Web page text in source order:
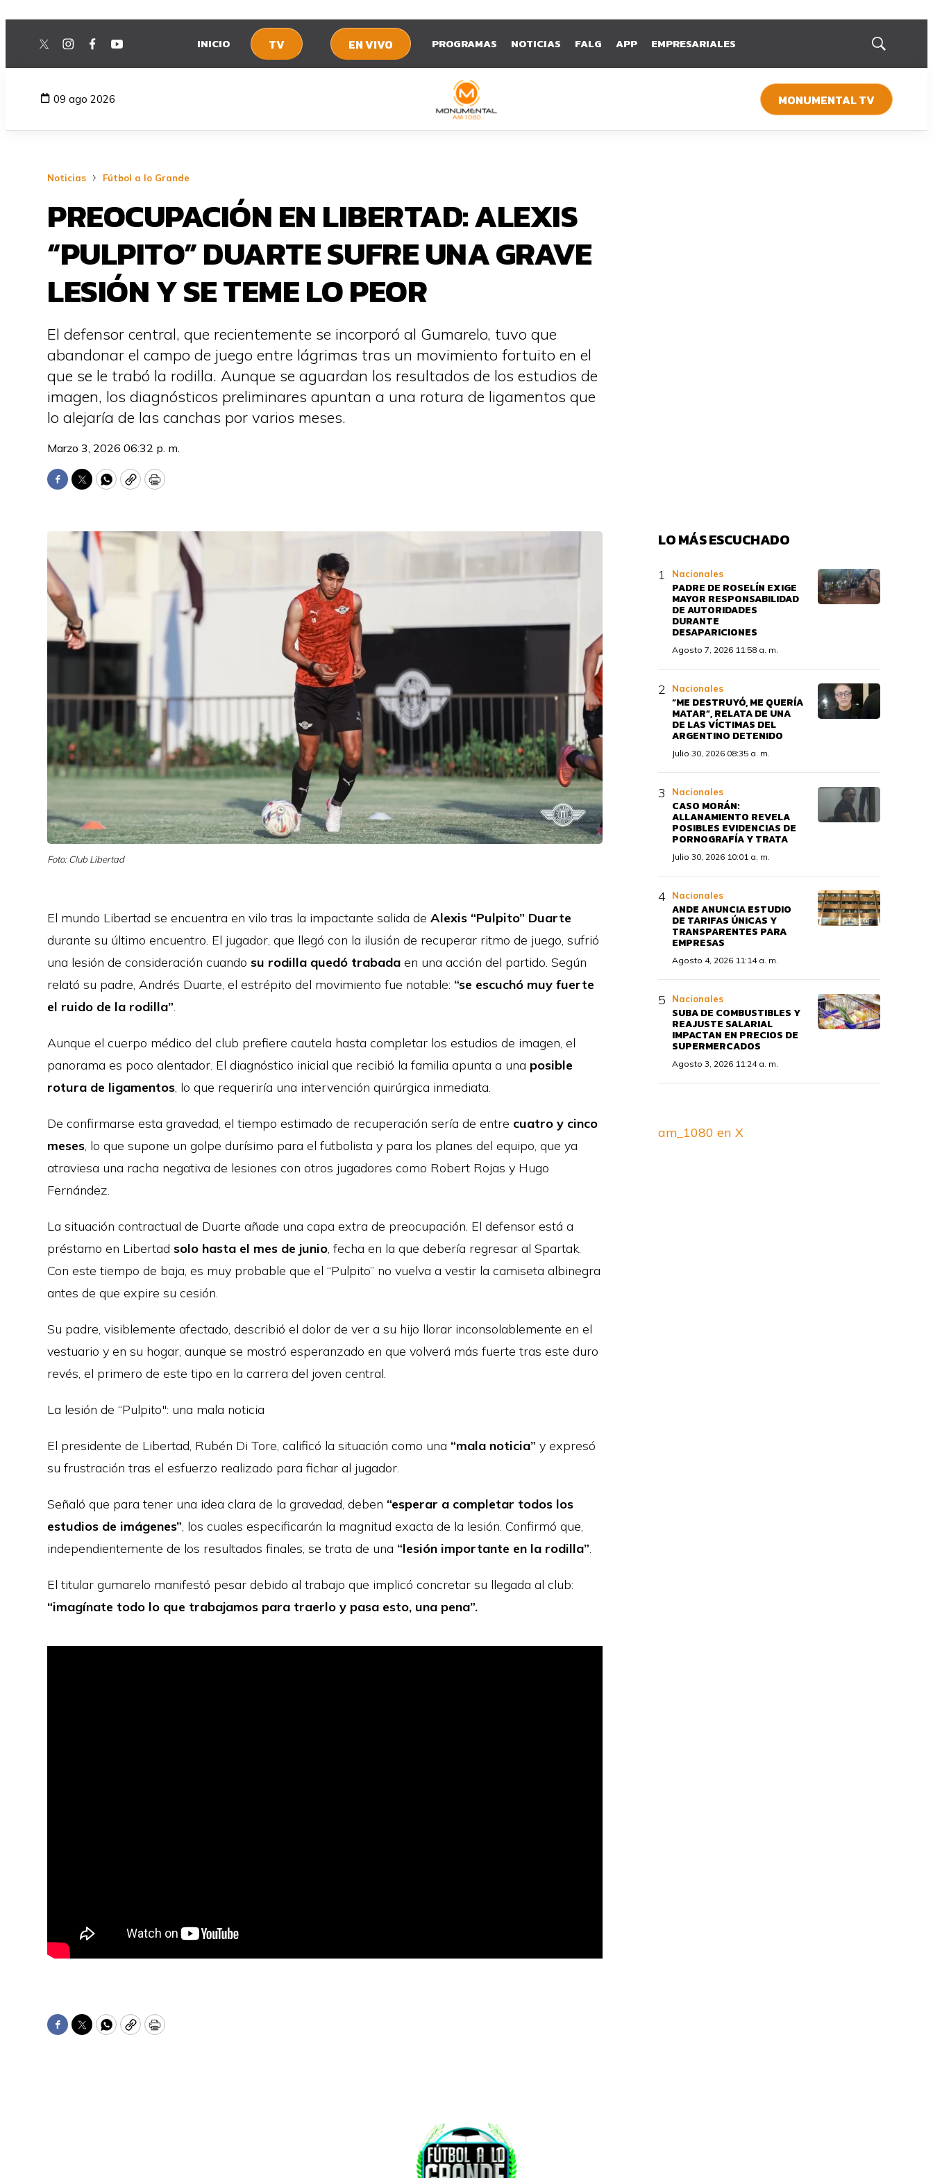
twitterinstagram
facebookyoutube INICIO TV EN VIVO PROGRAMAS NOTICIAS FALG APP EMPRESARIALES
Mostrar
09 ago 2026 MONUMENTAL TV
Noticias Fútbol a lo Grande
PREOCUPACIÓN EN LIBERTAD: ALEXIS
“PULPITO” DUARTE SUFRE UNA GRAVE
LESIÓN Y SE TEME LO PEOR
El defensor central, que recientemente se incorporó al Gumarelo, tuvo que
abandonar el campo de juego entre lágrimas tras un movimiento fortuito en el
que se le trabó la rodilla. Aunque se aguardan los resultados de los estudios de
imagen, los diagnósticos preliminares apuntan a una rotura de ligamentos que
lo alejaría de las canchas por varios meses.
Marzo 3, 2026 06:32 p. m.
Facebook
TwitterWhatsApp
CopyPrint
Foto: Club Libertad
El mundo Libertad se encuentra en vilo tras la impactante salida de Alexis “Pulpito” Duarte
durante su último encuentro. El jugador, que llegó con la ilusión de recuperar ritmo de juego, sufrió
una lesión de consideración cuando su rodilla quedó trabada en una acción del partido. Según
relató su padre, Andrés Duarte, el estrépito del movimiento fue notable: “se escuchó muy fuerte
el ruido de la rodilla”.
Aunque el cuerpo médico del club prefiere cautela hasta completar los estudios de imagen, el
panorama es poco alentador. El diagnóstico inicial que recibió la familia apunta a una posible
rotura de ligamentos, lo que requeriría una intervención quirúrgica inmediata.
De confirmarse esta gravedad, el tiempo estimado de recuperación sería de entre cuatro y cinco
meses, lo que supone un golpe durísimo para el futbolista y para los planes del equipo, que ya
atraviesa una racha negativa de lesiones con otros jugadores como Robert Rojas y Hugo
Fernández.
La situación contractual de Duarte añade una capa extra de preocupación. El defensor está a
préstamo en Libertad solo hasta el mes de junio, fecha en la que debería regresar al Spartak.
Con este tiempo de baja, es muy probable que el “Pulpito” no vuelva a vestir la camiseta albinegra
antes de que expire su cesión.
Su padre, visiblemente afectado, describió el dolor de ver a su hijo llorar inconsolablemente en el
vestuario y en su hogar, aunque se mostró esperanzado en que volverá más fuerte tras este duro
revés, el primero de este tipo en la carrera del joven central.
La lesión de “Pulpito": una mala noticia
El presidente de Libertad, Rubén Di Tore, calificó la situación como una “mala noticia” y expresó
su frustración tras el esfuerzo realizado para fichar al jugador.
Señaló que para tener una idea clara de la gravedad, deben “esperar a completar todos los
estudios de imágenes”, los cuales especificarán la magnitud exacta de la lesión. Confirmó que,
independientemente de los resultados finales, se trata de una “lesión importante en la rodilla”.
El titular gumarelo manifestó pesar debido al trabajo que implicó concretar su llegada al club:
“imagínate todo lo que trabajamos para traerlo y pasa esto, una pena”.
Facebook
TwitterWhatsApp
CopyPrint
LO MÁS ESCUCHADO
Nacionales
PADRE DE ROSELÍN EXIGE
MAYOR RESPONSABILIDAD
DE AUTORIDADES
DURANTE
DESAPARICIONES
Agosto 7, 2026 11:58 a. m.
Nacionales
“ME DESTRUYÓ, ME QUERÍA
MATAR”, RELATA DE UNA
DE LAS VÍCTIMAS DEL
ARGENTINO DETENIDO
Julio 30, 2026 08:35 a. m.
Nacionales
CASO MORÁN:
ALLANAMIENTO REVELA
POSIBLES EVIDENCIAS DE
PORNOGRAFÍA Y TRATA
Julio 30, 2026 10:01 a. m.
Nacionales
ANDE ANUNCIA ESTUDIO
DE TARIFAS ÚNICAS Y
TRANSPARENTES PARA
EMPRESAS
Agosto 4, 2026 11:14 a. m.
Nacionales
SUBA DE COMBUSTIBLES Y
REAJUSTE SALARIAL
IMPACTAN EN PRECIOS DE
SUPERMERCADOS
Agosto 3, 2026 11:24 a. m.
am_1080 en X